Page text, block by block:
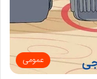
عمومی